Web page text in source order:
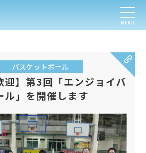
MENU
バスケットボール
迎】第3回「エンジョイバ
ル」を開催します